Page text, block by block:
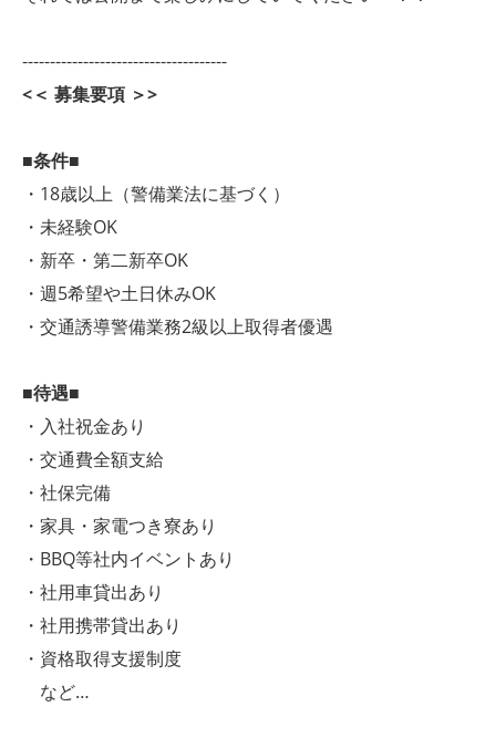
-------------------------------------
<＜ 募集要項 ＞>
■条件■
・18歳以上（警備業法に基づく）
・未経験OK
・新卒・第二新卒OK
・週5希望や土日休みOK
・交通誘導警備業務2級以上取得者優遇
■待遇■
・入社祝金あり
・交通費全額支給
・社保完備
・家具・家電つき寮あり
・BBQ等社内イベントあり
・社用車貸出あり
・社用携帯貸出あり
・資格取得支援制度
など…